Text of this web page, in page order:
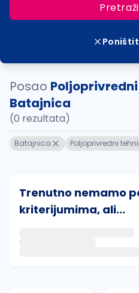
Posao
Batajnica
(0 rezultata)
Batajnica Poljoprivredni
Trenutno nemamo
kriterijumima, ali...